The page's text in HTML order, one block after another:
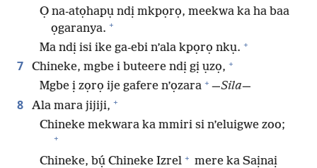
Ọ na-atọhapụ ndị mkpọrọ, meekwa ka ha baa
ọgaranya. +
Ma ndị isi ike ga-ebi n’ala kpọrọ nkụ. +
7 Chineke, mgbe i buteere ndị gị ụzọ, +
Mgbe ị zọrọ ije gafere n’ọzara + —Sila—
8 Ala mara jijiji, +
Chineke mekwara ka mmiri si n’eluigwe zoo;
+
Chineke, bụ́ Chineke Izrel + mere ka Saịnaị